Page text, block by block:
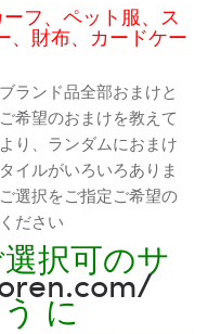
フ、ペット服、ス
、財布、カードケー
ランド品全部おまけと
希望のおまけを教えて
り、ランダムにおまけ
イルがいろいろありま
選択をご指定ご希望の
ださい
択可のサ
に